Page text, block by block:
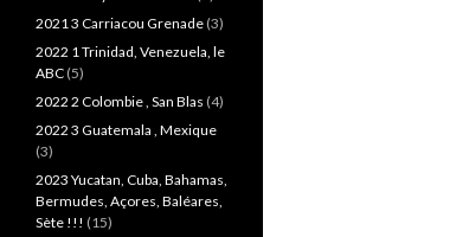
2021 3 Carriacou Grenade (3)
2022 1 Trinidad, Venezuela, le
ABC (5)
2022 2 Colombie , San Blas (4)
2022 3 Guatemala , Mexique
(3)
2023 Yucatan, Cuba, Bahamas,
Bermudes, Açores, Baléares,
Sète !!! (15)